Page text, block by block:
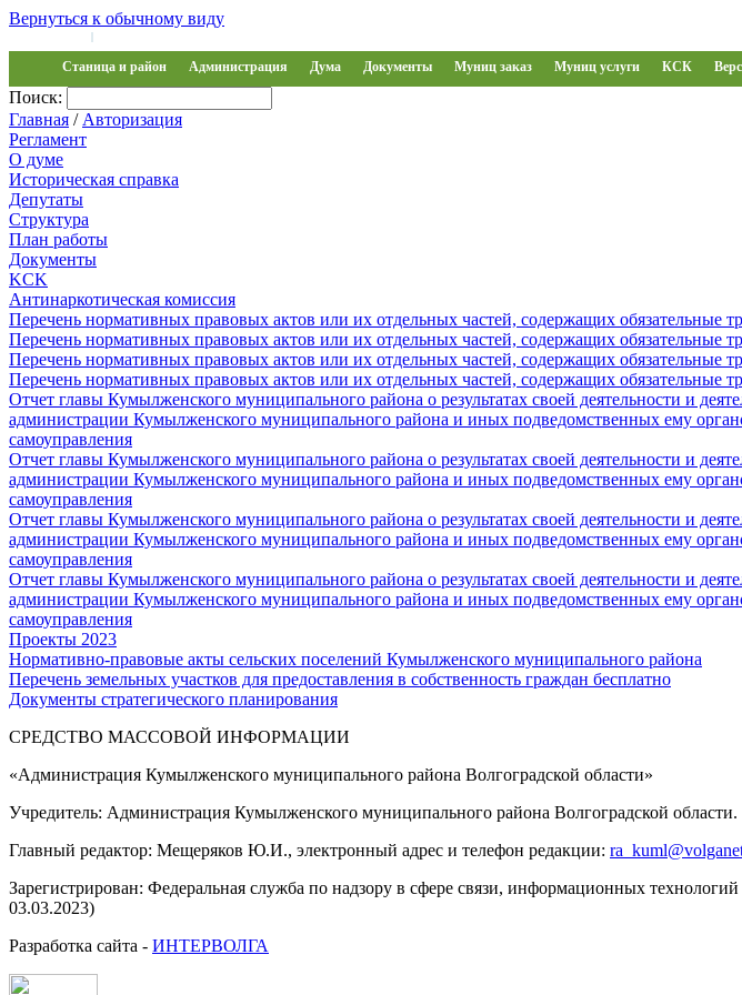
Вернуться к обычному виду
|
Станица и район Администрация Дума Документы Муниц заказ Муниц услуги КСК
Поиск:
Главная / Авторизация
Регламент
О думе
Историческая справка
Депутаты
Структура
План работы
Документы
KCK
Антинаркотическая комиссия
Перечень нормативных правовых актов или их отдельных частей, содержащих обязательные
Перечень нормативных правовых актов или их отдельных частей, содержащих обязательные
Перечень нормативных правовых актов или их отдельных частей, содержащих обязательные
Перечень нормативных правовых актов или их отдельных частей, содержащих обязательные
Отчет главы Кумылженского муниципального района о результатах своей деятельности и
администрации Кумылженского муниципального района и иных подведомственных ему
самоуправления
Отчет главы Кумылженского муниципального района о результатах своей деятельности и
администрации Кумылженского муниципального района и иных подведомственных ему
самоуправления
Отчет главы Кумылженского муниципального района о результатах своей деятельности и
администрации Кумылженского муниципального района и иных подведомственных ему
самоуправления
Отчет главы Кумылженского муниципального района о результатах своей деятельности и
администрации Кумылженского муниципального района и иных подведомственных ему
самоуправления
Проекты 2023
Нормативно-правовые акты сельских поселений Кумылженского муниципального района
Перечень земельных участков для предоставления в собственность граждан бесплатно
Документы стратегического планирования
СРЕДСТВО МАССОВОЙ ИНФОРМАЦИИ
«Администрация Кумылженского муниципального района Волгоградской области»
Учредитель: Администрация Кумылженского муниципального района Волгоградской области.
Главный редактор: Мещеряков Ю.И., электронный адрес и телефон редакции:
Зарегистрирован: Федеральная служба по надзору в сфере связи, информационных
03.03.2023)
Разработка сайта - ИНТЕРВОЛГА